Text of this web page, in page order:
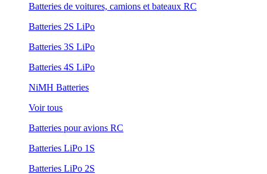
Batteries de voitures, camions et bateaux RC
Batteries 2S LiPo
Batteries 3S LiPo
Batteries 4S LiPo
NiMH Batteries
Voir tous
Batteries pour avions RC
Batteries LiPo 1S
Batteries LiPo 2S